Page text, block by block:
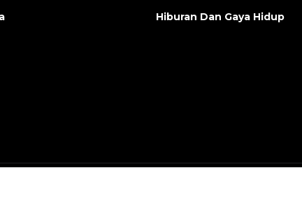
Hiburan Dan Gaya Hidup